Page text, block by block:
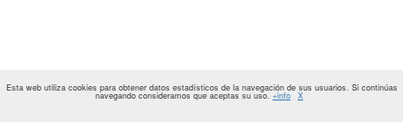
Esta web utiliza cookies para obtener datos estadísticos de la navegación de sus usuarios. Si continúas
navegando consideramos que aceptas su uso. +info X